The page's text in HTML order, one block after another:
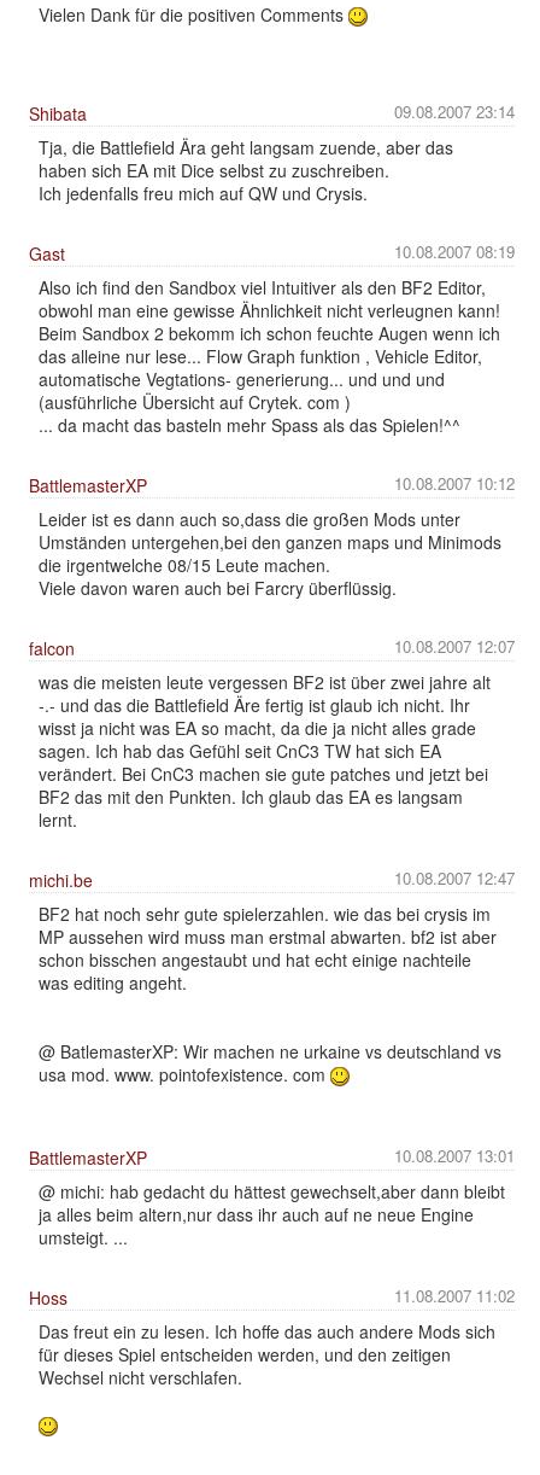
Vielen Dank für die positiven Comments
09.08.2007 23:14
Shibata
Tja, die Battlefield Ära geht langsam zuende, aber das
haben sich EA mit Dice selbst zu zuschreiben.
Ich jedenfalls freu mich auf QW und Crysis.
10.08.2007 08:19
Gast
Also ich find den Sandbox viel Intuitiver als den BF2 Editor,
obwohl man eine gewisse Ähnlichkeit nicht verleugnen kann!
Beim Sandbox 2 bekomm ich schon feuchte Augen wenn ich
das alleine nur lese... Flow Graph funktion , Vehicle Editor,
automatische Vegtations- generierung... und und und
(ausführliche Übersicht auf Crytek. com )
... da macht das basteln mehr Spass als das Spielen!^^
10.08.2007 10:12
BattlemasterXP
Leider ist es dann auch so,dass die großen Mods unter
Umständen untergehen,bei den ganzen maps und Minimods
die irgentwelche 08/15 Leute machen.
Viele davon waren auch bei Farcry überflüssig.
10.08.2007 12:07
falcon
was die meisten leute vergessen BF2 ist über zwei jahre alt
-.- und das die Battlefield Äre fertig ist glaub ich nicht. Ihr
wisst ja nicht was EA so macht, da die ja nicht alles grade
sagen. Ich hab das Gefühl seit CnC3 TW hat sich EA
verändert. Bei CnC3 machen sie gute patches und jetzt bei
BF2 das mit den Punkten. Ich glaub das EA es langsam
lernt.
10.08.2007 12:47
michi.be
BF2 hat noch sehr gute spielerzahlen. wie das bei crysis im
MP aussehen wird muss man erstmal abwarten. bf2 ist aber
schon bisschen angestaubt und hat echt einige nachteile
was editing angeht.
@ BatlemasterXP: Wir machen ne urkaine vs deutschland vs
usa mod. www. pointofexistence. com
10.08.2007 13:01
BattlemasterXP
@ michi: hab gedacht du hättest gewechselt,aber dann bleibt
ja alles beim altern,nur dass ihr auch auf ne neue Engine
umsteigt. ...
11.08.2007 11:02
Hoss
Das freut ein zu lesen. Ich hoffe das auch andere Mods sich
für dieses Spiel entscheiden werden, und den zeitigen
Wechsel nicht verschlafen.